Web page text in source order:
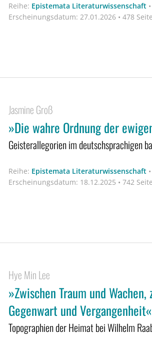
Reihe: Epistemata Literaturwissenschaft •
Erscheinungsdatum: 27.01.2026 • 478
Jasmine Groß
»Die wahre Ordnung der
Geisterallegorien im deutschsprachigen
Reihe: Epistemata Literaturwissenschaft •
Erscheinungsdatum: 18.12.2025 • 742
Hye Min Lee
»Zwischen Traum und Wachen,
Gegenwart und Vergangenheit«
Topographien der Heimat bei Wilhelm